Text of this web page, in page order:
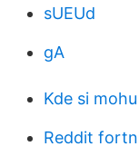
sUEUd
gA
Kde si
Reddit